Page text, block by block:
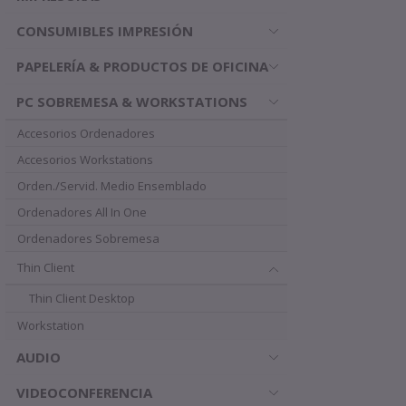
CONSUMIBLES IMPRESIÓN
PAPELERÍA & PRODUCTOS DE OFICINA
PC SOBREMESA & WORKSTATIONS
Accesorios Ordenadores
Accesorios Workstations
Orden./Servid. Medio Ensemblado
Ordenadores All In One
Ordenadores Sobremesa
Thin Client
Thin Client Desktop
Workstation
AUDIO
VIDEOCONFERENCIA